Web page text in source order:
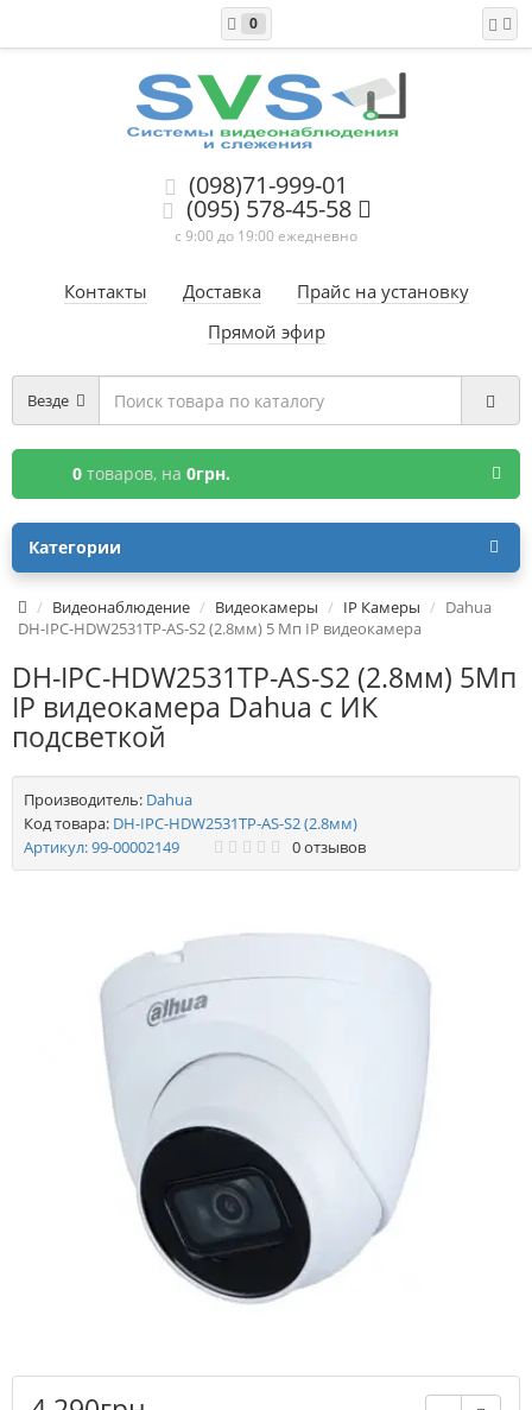
0
(098)71-999-01
(095) 578-45-58
с 9:00 до 19:00 ежедневно
Контакты Доставка
Прайс на установку
Прямой эфир
Везде
0 товаров, на 0грн.
Категории
Видеонаблюдение Видеокамеры IP Камеры
Dahua
DH-IPC-HDW2531TP-AS-S2 (2.8мм) 5 Mп IP видеокамера
DH-IPC-HDW2531TP-AS-S2 (2.8мм) 5Mп
IP видеокамера Dahua с ИК
подсветкой
Производитель: Dahua
Код товара: DH-IPC-HDW2531TP-AS-S2 (2.8мм)
Артикул:99-00002149 0 отзывов